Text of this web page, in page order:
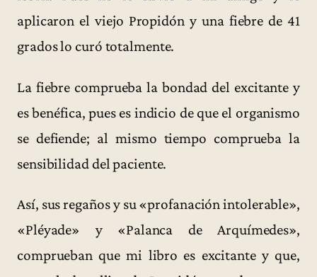
aplicaron el viejo Propidón y una fiebre de 41
grados lo curó totalmente.
La fiebre comprueba la bondad del excitante y
es benéfica, pues es indicio de que el organismo
se defiende; al mismo tiempo comprueba la
sensibilidad del paciente.
Así, sus regaños y su «profanación intolerable»,
«Pléyade» y «Palanca de Arquímedes»,
comprueban que mi libro es excitante y que,